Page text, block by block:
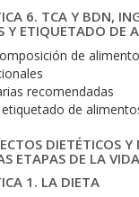
6. TCA Y BDN,
Y ETIQUETADO DE
de
recomendadas
de
DIETÉTICOS Y
ETAPAS DE LA VIDA
1. LA DIETA